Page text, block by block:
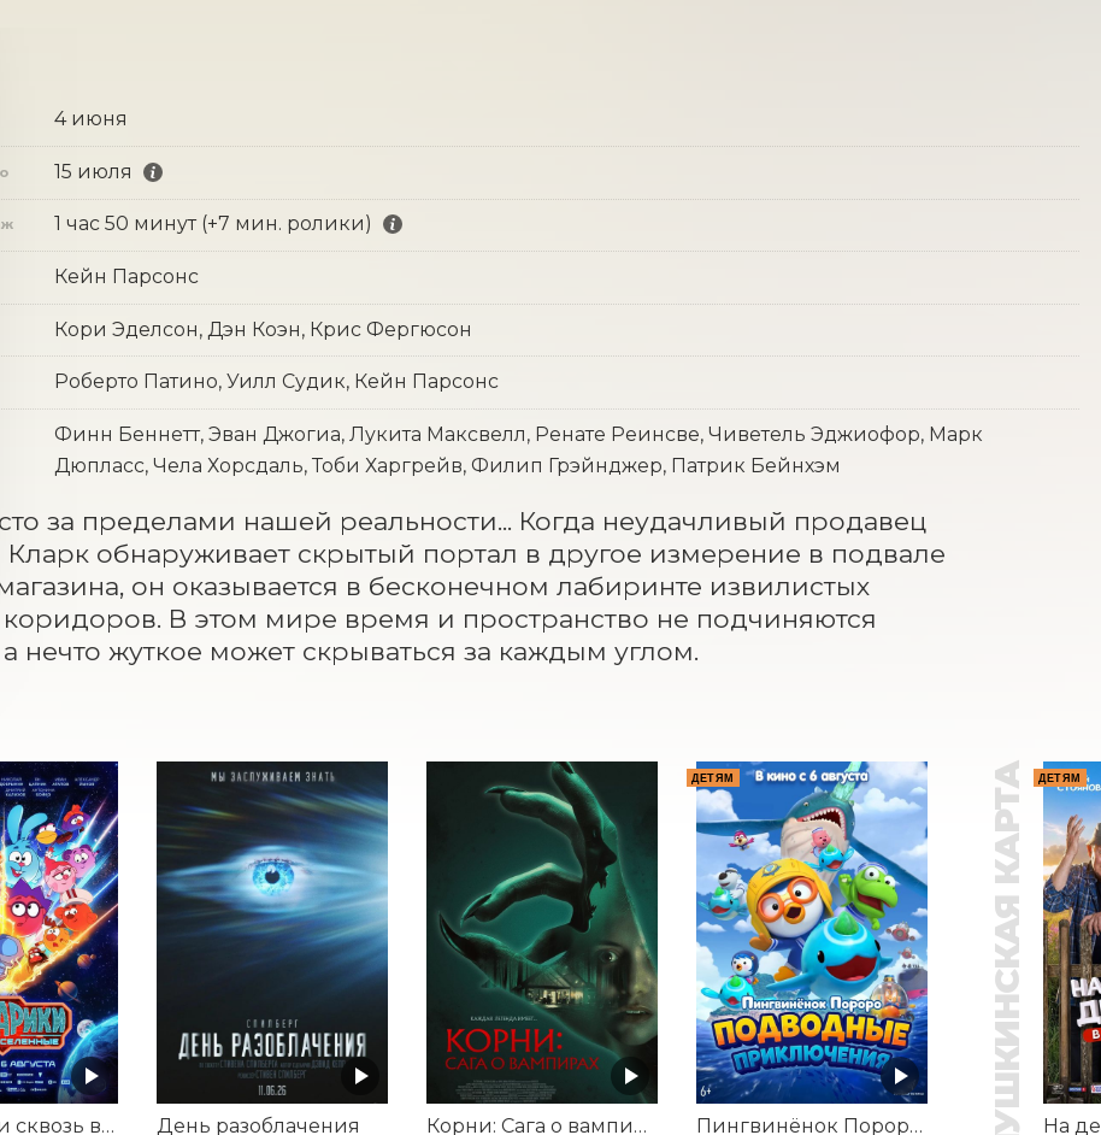
4 июня
15 июля
1 час 50 минут (+7 мин. ролики)
Кейн Парсонс
Кори Эделсон, Дэн Коэн, Крис Фергюсон
Роберто Патино, Уилл Судик, Кейн Парсонс
Финн Беннетт, Эван Джогиа, Лукита Максвелл, Ренате Реинсве, Чиветель Эджиофор, Марк
Дюпласс, Чела Хорсдаль, Тоби Харгрейв, Филип Грэйнджер, Патрик Бейнхэм
за пределами нашей реальности... Когда неудачливый продавец
обнаруживает скрытый портал в другое измерение в подвале
он оказывается в бесконечном лабиринте извилистых
В этом мире время и пространство не подчиняются
нечто жуткое может скрываться за каждым углом.
Смешарики сквозь вселенные День разоблачения Корни: Сага о вампирах
ДЕТЯМ
Пингвинёнок Пороро. Подводные приключения ПУШКИНСКАЯ КАРТА ДЕТЯМ